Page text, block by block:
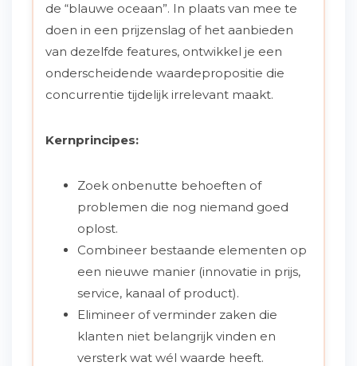
de “blauwe oceaan”. In plaats van mee te
doen in een prijzenslag of het aanbieden
van dezelfde features, ontwikkel je een
onderscheidende waardepropositie die
concurrentie tijdelijk irrelevant maakt.
Kernprincipes:
Zoek onbenutte behoeften of
problemen die nog niemand goed
oplost.
Combineer bestaande elementen op
een nieuwe manier (innovatie in prijs,
service, kanaal of product).
Elimineer of verminder zaken die
klanten niet belangrijk vinden en
versterk wat wél waarde heeft.